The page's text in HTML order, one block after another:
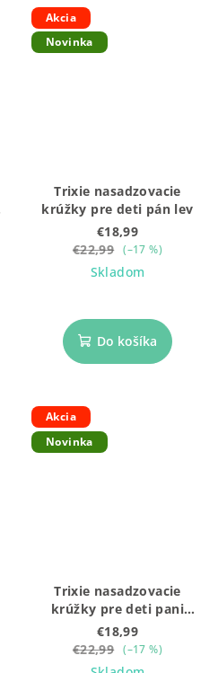
Akcia
Novinka
Trixie nasadzovacie
krúžky pre deti pán lev
€18,99
€22,99 (–17 %)
Skladom
Do košíka
Akcia
Novinka
Trixie nasadzovacie
krúžky pre deti pani
mačka
€18,99
€22,99 (–17 %)